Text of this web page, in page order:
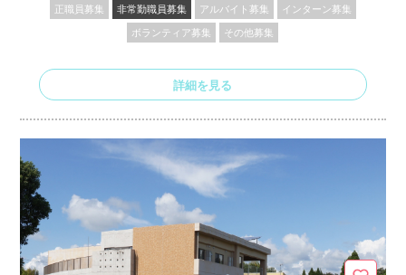
正職員募集 非常勤職員募集 アルバイト募集 インターン募集
ボランティア募集 その他募集
詳細を見る